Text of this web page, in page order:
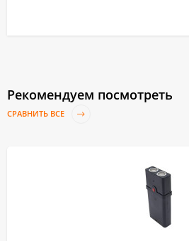
Рекомендуем посмотреть
СРАВНИТЬ ВСЕ